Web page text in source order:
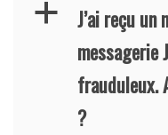
a
J’ai reçu un
messagerie
frauduleux.
?